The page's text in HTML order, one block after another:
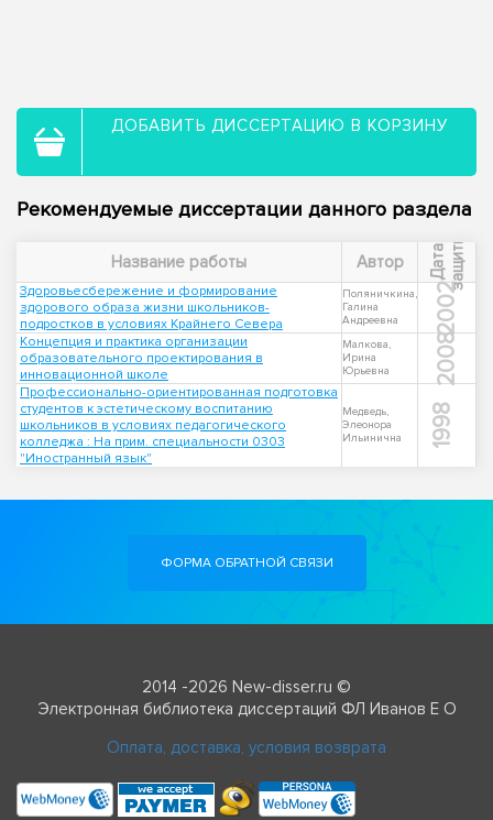
ДОБАВИТЬ ДИССЕРТАЦИЮ В КОРЗИНУ
Рекомендуемые диссертации данного раздела
Название работы Автор Д
а
т
а
з
а
щ
и
т ы
Здоровьесбережение и формирование
здорового образа жизни школьников-
подростков в условиях Крайнего Севера
Поляничкина,
Галина
Андреевна
2002
Концепция и практика организации
образовательного проектирования в
инновационной школе
Малкова,
Ирина
Юрьевна
2008
Профессионально-ориентированная подготовка
студентов к эстетическому воспитанию
школьников в условиях педагогического
колледжа : На прим. специальности 0303
"Иностранный язык"
Медведь,
Элеонора
Ильинична
1998
ФОРМА ОБРАТНОЙ СВЯЗИ
2014 -2026 New-disser.ru ©
Электронная библиотека диссертаций ФЛ Иванов Е О
Оплата, доставка, условия возврата